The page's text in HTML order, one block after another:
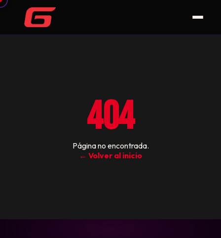
404
Página no encontrada.
← Volver al inicio